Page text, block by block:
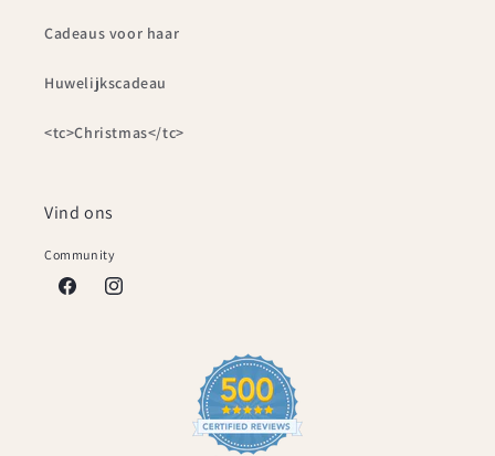
Cadeaus voor haar
Huwelijkscadeau
<tc>Christmas</tc>
Vind ons
Community
FacebookInstagram